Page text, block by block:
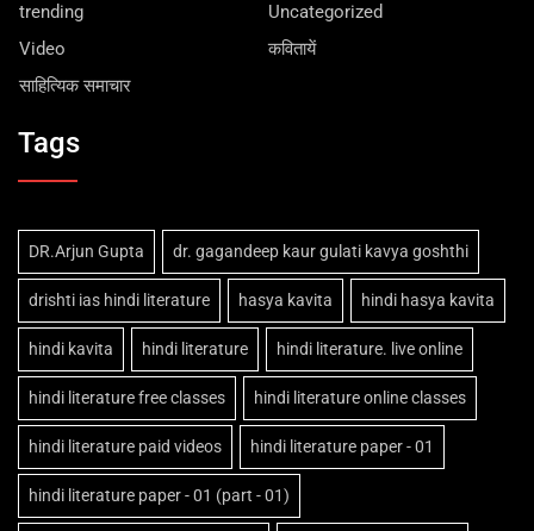
trending
Uncategorized
Video
कवितायें
साहित्यिक समाचार
Tags
DR.Arjun Gupta dr. gagandeep kaur gulati kavya goshthi
drishti ias hindi literature hasya kavita hindi hasya kavita
hindi kavita hindi literature hindi literature. live online
hindi literature free classes hindi literature online classes
hindi literature paid videos hindi literature paper - 01
hindi literature paper - 01 (part - 01)